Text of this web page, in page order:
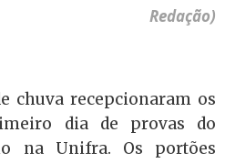
Redação)
chuva recepcionaram os
dia de provas do
na Unifra. Os portões